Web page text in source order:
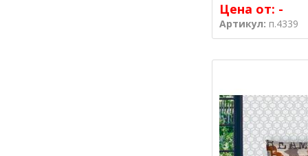
Цена от: -
Артикул: п.4339